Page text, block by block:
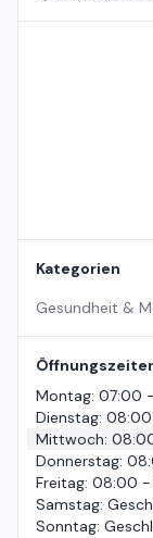
Kategorien
Gesundheit &
Montag: 07:00
Dienstag: 08:00
Mittwoch:
Donnerstag:
Freitag: 08:00 -
Samstag:
Sonntag: